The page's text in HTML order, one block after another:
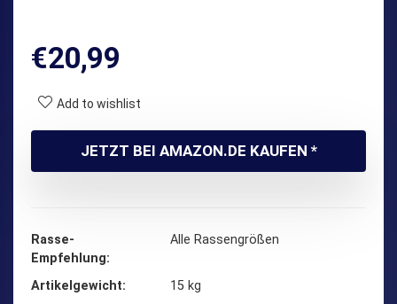
€20,99
Add to wishlist
JETZT BEI AMAZON.DE KAUFEN *
Rasse-
Empfehlung
‎Alle Rassengrößen
Artikelgewicht
‎15 kg